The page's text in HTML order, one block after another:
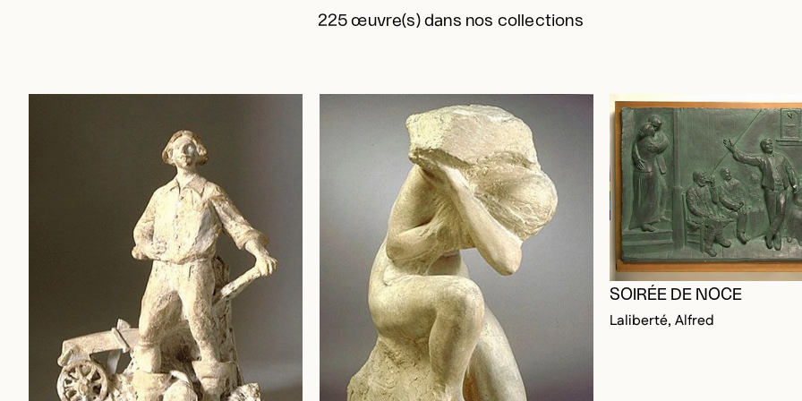
225 œuvre(s) dans nos collections
SOIRÉE DE NOCE
Laliberté, Alfred